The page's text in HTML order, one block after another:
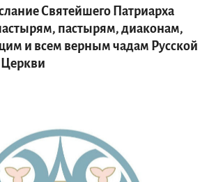
Святейшего Патриарха
пастырям, диаконам,
и всем верным чадам Русской